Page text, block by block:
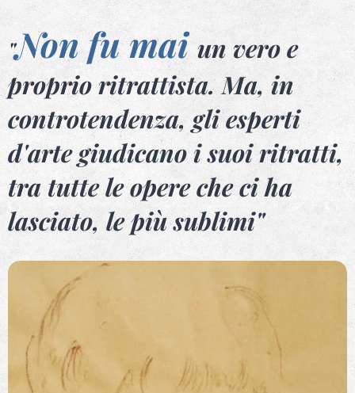
"Non fu maiun vero e
proprio ritrattista. Ma, in
controtendenza, gli esperti
d'arte giudicano i suoi ritratti,
tra tutte le opere che ci ha
lasciato, le più sublimi"